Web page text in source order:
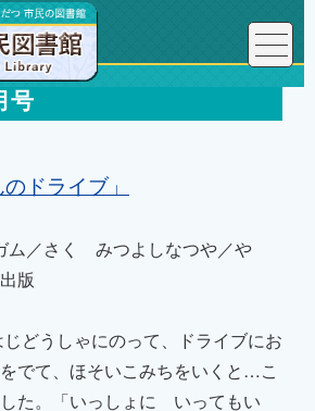
号
ドライブ」
ム／さく みつよしなつや／や
版
どうしゃにのって、ドライブにお
でて、ほそいこみちをいくと…こ
た。
「いっしょに いってもい